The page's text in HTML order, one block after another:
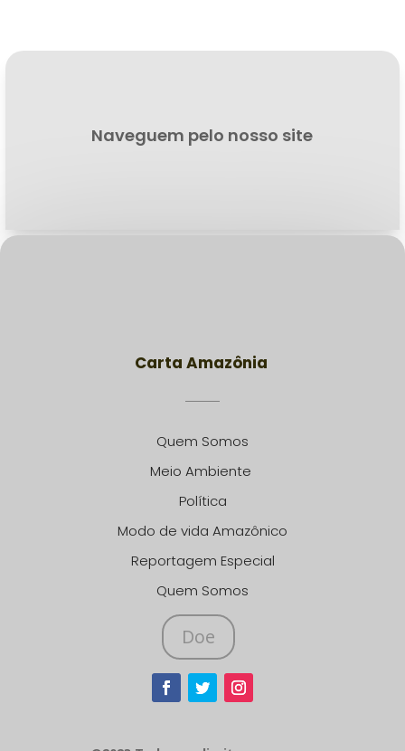
Naveguem pelo nosso site
Carta Amazônia
Quem Somos
Meio Ambiente
Política
Modo de vida Amazônico
Reportagem Especial
Quem Somos
Doe